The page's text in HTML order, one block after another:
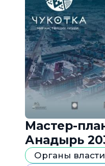
Мастер-
Анадырь
Органы власти